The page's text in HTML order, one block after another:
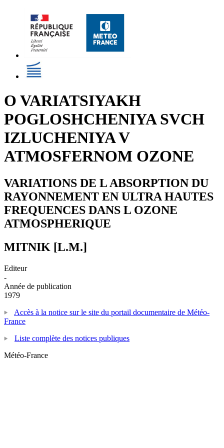
O VARIATSIYAKH
POGLOSHCHENIYA SVCH
IZLUCHENIYA V
ATMOSFERNOM OZONE
VARIATIONS DE L ABSORPTION DU
RAYONNEMENT EN ULTRA HAUTES
FREQUENCES DANS L OZONE
ATMOSPHERIQUE
MITNIK [L.M.]
Editeur
-
Année de publication
1979
Accès à la notice sur le site du portail documentaire de Météo-
France
Liste complète des notices publiques
Météo-France